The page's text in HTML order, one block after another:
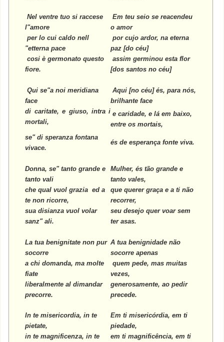
Nel ventre tuo si raccese
l"amore
Em teu seio se reacendeu
o amor
per lo cui caldo nell
"etterna pace
por cujo ardor, na eterna
paz [do céu]
cosi è germonato questo
fiore.
assim germinou esta flor
[dos santos no céu]
Qui se"a noi meridiana
face
Aqui [no céu] és, para nós,
brilhante face
di caritate, e giuso, intra i
mortali,
e caridade, e lá em baixo,
entre os mortais,
se" di speranza fontana
vivace.
és de esperança fonte viva.
Donna, se" tanto grande e
tanto vali
Mulher, és tão grande e
tanto vales,
che qual vuol grazia ed a
te non ricorre,
que querer graça e a ti não
recorrer,
sua disianza vuol volar
sanz" ali.
seu desejo quer voar sem
ter asas.
La tua benignitate non pur
socorre
A tua benignidade não
socorre apenas
a chi domanda, ma molte
fiate
quem pede, mas muitas
vezes,
liberalmente al dimandar
precorre.
generosamente, ao pedir
precede.
In te misericordia, in te
pietate,
Em ti misericórdia, em ti
piedade,
in te magnificenza, in te
em ti magnificência, em ti